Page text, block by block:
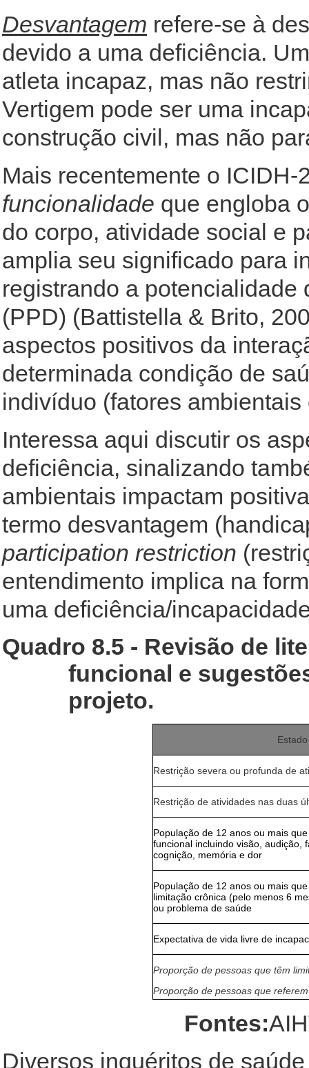
Desvantagem refere-se à
devido a uma deficiência.
atleta incapaz, mas não
Vertigem pode ser uma
construção civil, mas não
Mais recentemente o
funcionalidade que engloba
do corpo, atividade social e
amplia seu significado para
registrando a
(PPD) (Battistella & Brito,
aspectos positivos da
determinada condição de
indivíduo (fatores
Interessa aqui discutir os
deficiência, sinalizando
ambientais impactam
termo desvantagem
participation restriction
entendimento implica na
uma deficiência/
Quadro 8.5 - Revisão de
funcional e
projeto.
Restrição severa ou profunda de
Restrição de atividades nas duas
População de 12 anos ou mais
funcional incluindo visão, audição,
cognição, memória e dor
População de 12 anos ou mais
limitação crônica (pelo menos 6
ou problema de saúde
Expectativa de vida livre de
Proporção de pessoas que têm
Proporção de pessoas que
Fontes:
Diversos inquéritos de